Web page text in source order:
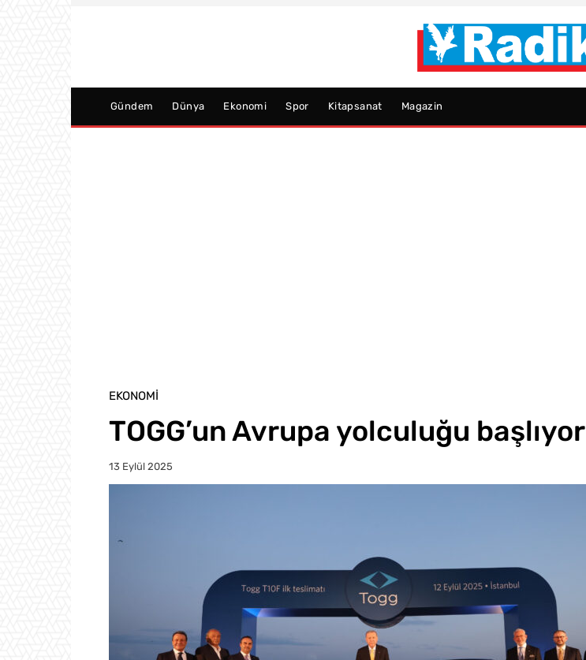
Gündem Dünya Ekonomi Spor Kitapsanat Magazin
EKONOMI
TOGG’un Avrupa yolculuğu başlıyor
13 Eylül 2025